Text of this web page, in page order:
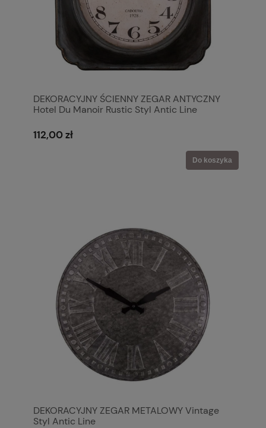
DEKORACYJNY ŚCIENNY ZEGAR ANTYCZNY
Hotel Du Manoir Rustic Styl Antic Line
112,00 zł
Do koszyka
DEKORACYJNY ZEGAR METALOWY Vintage
Styl Antic Line